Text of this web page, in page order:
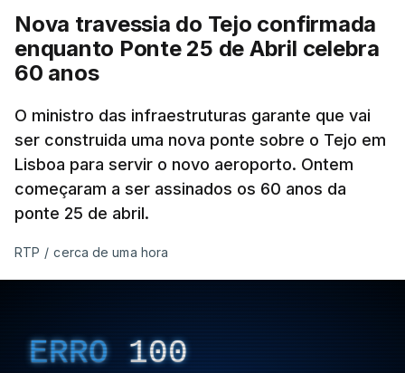
Nova travessia do Tejo confirmada
enquanto Ponte 25 de Abril celebra
60 anos
O ministro das infraestruturas garante que vai
ser construida uma nova ponte sobre o Tejo em
Lisboa para servir o novo aeroporto. Ontem
começaram a ser assinados os 60 anos da
ponte 25 de abril.
RTP / cerca de uma hora
ERRO 100